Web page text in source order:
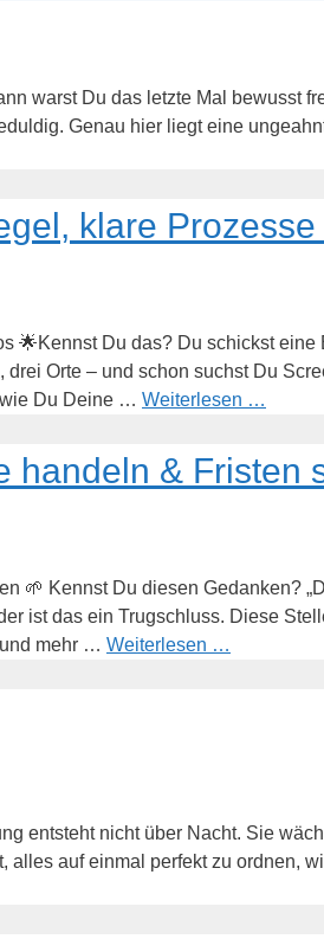
warst Du das letzte Mal bewusst
Genau hier liegt eine
klare
Du das? Du schickst eine
Orte – und schon suchst Du
wie Du Deine … Weiterlesen …
handeln & Fristen
🌱 Kennst Du diesen Gedanken?
ist das ein Trugschluss. Diese
mehr … Weiterlesen …
entsteht nicht über Nacht. Sie
auf einmal perfekt zu ordnen,